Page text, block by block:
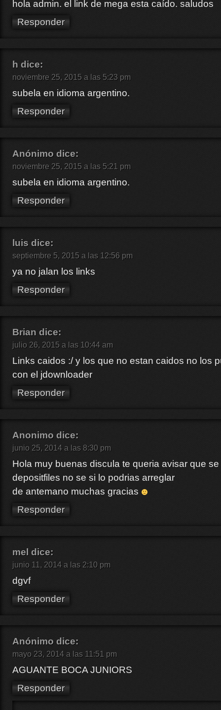
hola admin. el link de mega esta caído. saludos
Responder
h dice:
noviembre 25, 2015 a las 5:23 pm
subela en idioma argentino.
Responder
Anónimo dice:
noviembre 25, 2015 a las 5:21 pm
subela en idioma argentino.
Responder
luis dice:
septiembre 5, 2015 a las 12:56 pm
ya no jalan los links
Responder
Brian dice:
julio 26, 2015 a las 10:44 am
Links caidos :/ y los que no estan caidos no los
con el jdownloader
Responder
Anonimo dice:
junio 25, 2014 a las 8:30 pm
Hola muy buenas discula te queria avisar que
depositfiles no se si lo podrias arreglar
de antemano muchas gracias
Responder
mel dice:
junio 11, 2014 a las 2:10 pm
dgvf
Responder
Anónimo dice:
mayo 23, 2014 a las 11:51 pm
AGUANTE BOCA JUNIORS
Responder